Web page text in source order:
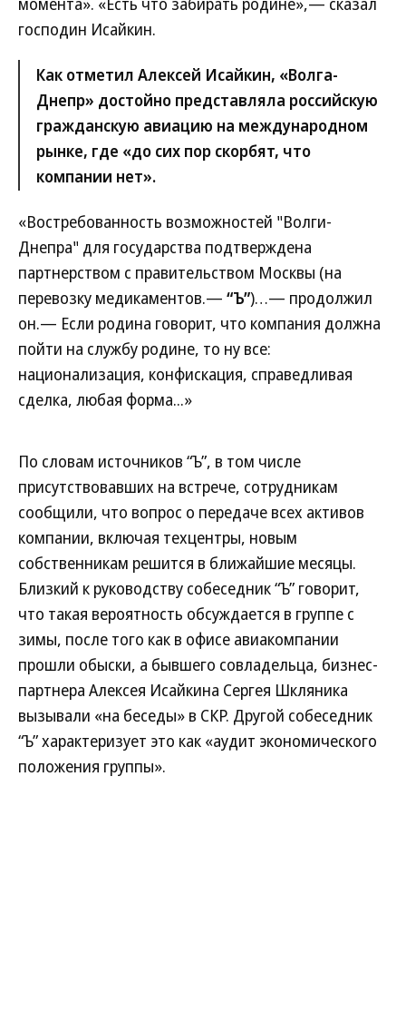
господин Исайкин.
Как отметил Алексей Исайкин, «Волга-
Днепр» достойно представляла российскую
гражданскую авиацию на международном
рынке, где «до сих пор скорбят, что
компании нет».
«Востребованность возможностей "Волги-
Днепра" для государства подтверждена
партнерством с правительством Москвы (на
перевозку медикаментов.— “Ъ”)…— продолжил
он.— Если родина говорит, что компания должна
пойти на службу родине, то ну все:
национализация, конфискация, справедливая
сделка, любая форма...»
По словам источников “Ъ”, в том числе
присутствовавших на встрече, сотрудникам
сообщили, что вопрос о передаче всех активов
компании, включая техцентры, новым
собственникам решится в ближайшие месяцы.
Близкий к руководству собеседник “Ъ” говорит,
что такая вероятность обсуждается в группе с
зимы, после того как в офисе авиакомпании
прошли обыски, а бывшего совладельца, бизнес-
партнера Алексея Исайкина Сергея Шкляника
вызывали «на беседы» в СКР. Другой собеседник
“Ъ” характеризует это как «аудит экономического
положения группы».